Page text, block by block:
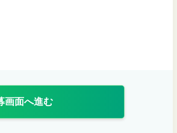
画面へ進む